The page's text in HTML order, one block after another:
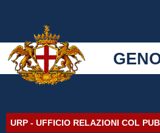
URP - UFFICIO RELAZIONI COL